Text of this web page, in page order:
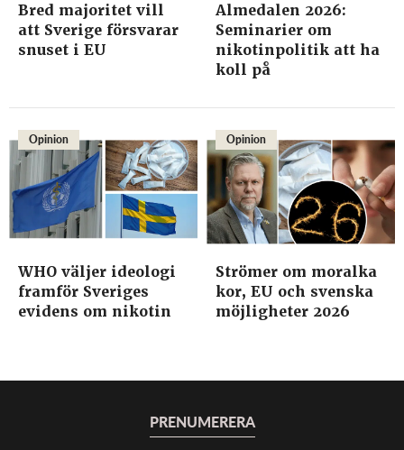
Bred majoritet vill
att Sverige försvarar
snuset i EU
Almedalen 2026:
Seminarier om
nikotinpolitik att ha
koll på
Opinion
WHO väljer ideologi
framför Sveriges
evidens om nikotin
Opinion
Strömer om moralka
kor, EU och svenska
möjligheter 2026
PRENUMERERA